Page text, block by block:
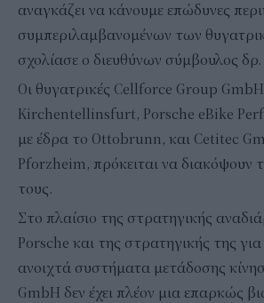
αναγκάζει να κάνουμε επώδυνες
συμπεριλαμβανομένων των
σχολίασε ο διευθύνων σύμβουλος
Οι θυγατρικές Cellforce Group
Kirchentellinsfurt, Porsche eBike
με έδρα το Ottobrunn, και Cetitec
Pforzheim, πρόκειται να διακόψουν
τους.
Στο πλαίσιο της στρατηγικής
Porsche και της στρατηγικής της
ανοιχτά συστήματα μετάδοσης
GmbH δεν έχει πλέον μια επαρκώς